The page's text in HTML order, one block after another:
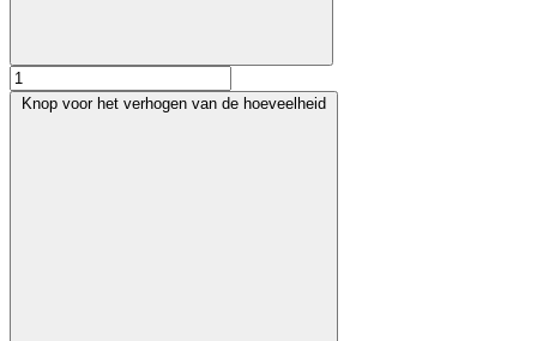
Knop voor het verhogen van de hoeveelheid